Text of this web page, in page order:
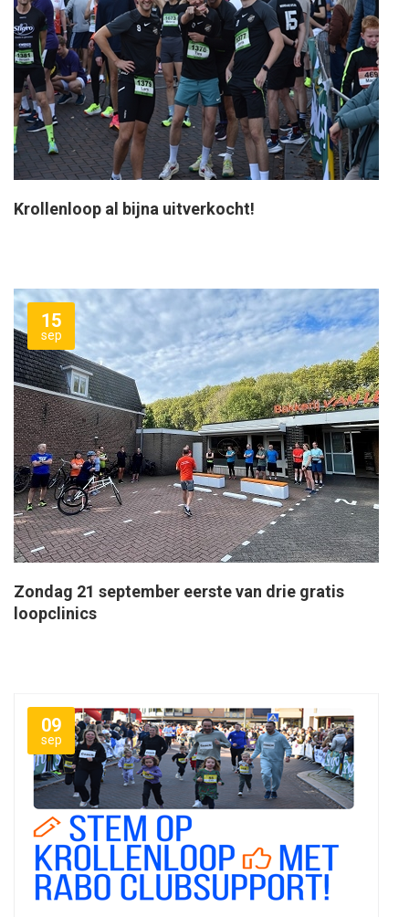
Krollenloop al bijna uitverkocht!
15
sep
Zondag 21 september eerste van drie gratis
loopclinics
09
sep